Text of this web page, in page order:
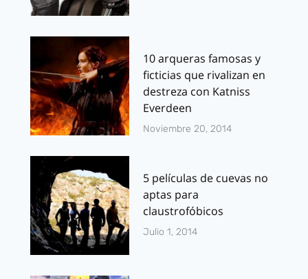
10 arqueras famosas y
ficticias que rivalizan en
destreza con Katniss
Everdeen
Noviembre 20, 2014
5 películas de cuevas no
aptas para
claustrofóbicos
Julio 1, 2014